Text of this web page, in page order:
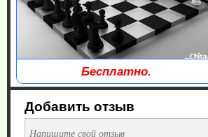
Шахматы, лото, монополия, дженга
Бесплатно.
Добавить отзыв